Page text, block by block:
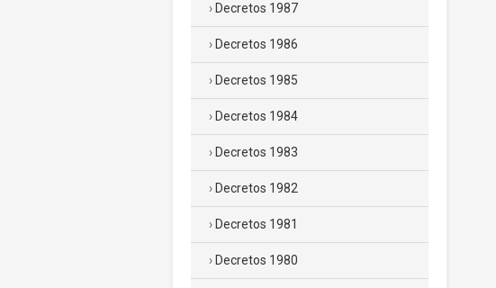
Decretos 1987
Decretos 1986
Decretos 1985
Decretos 1984
Decretos 1983
Decretos 1982
Decretos 1981
Decretos 1980